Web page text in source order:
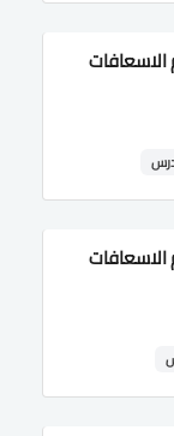
الاسعافات
الاسعافات